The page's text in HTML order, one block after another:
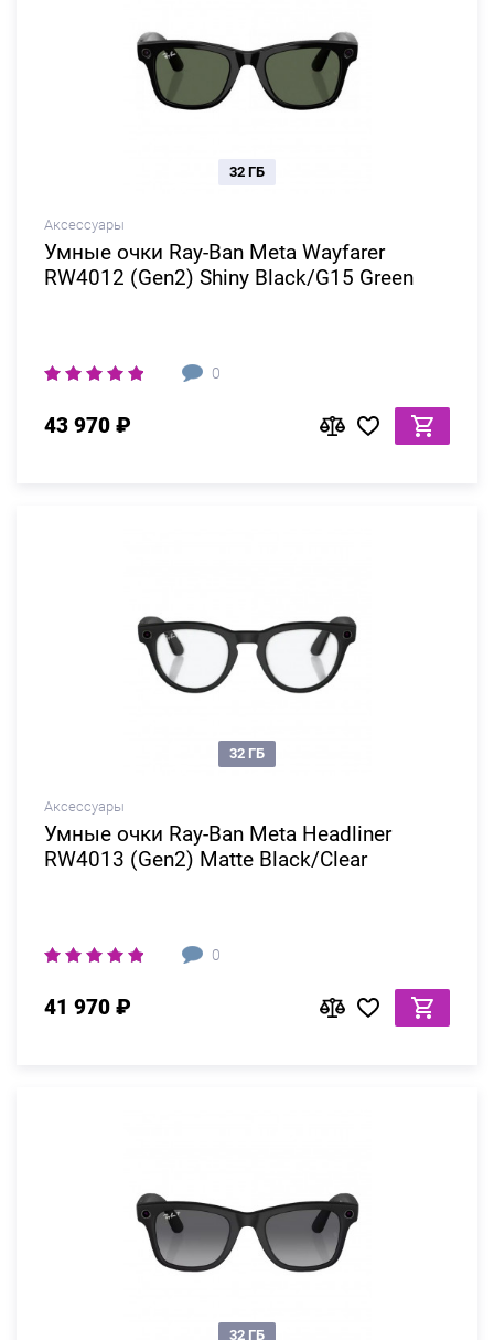
Аксессуары
Умные очки Ray-Ban Meta Wayfarer
RW4012 (Gen2) Shiny Black/G15 Green
0
32 ГБ
43 970 ₽
Аксессуары
Умные очки Ray-Ban Meta Headliner
RW4013 (Gen2) Matte Black/Clear
0
32 ГБ
41 970 ₽
32 ГБ